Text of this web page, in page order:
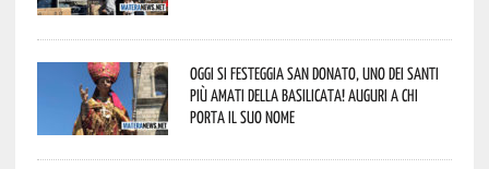
Oggi si festeggia San Donato, uno dei Santi
più amati della Basilicata! Auguri a chi
porta il suo nome